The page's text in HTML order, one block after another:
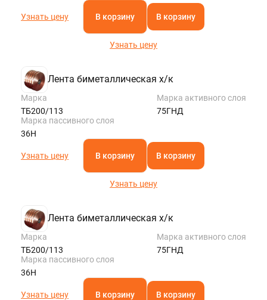
Узнать цену В корзину В корзину
Узнать цену
Лента биметаллическая х/к
Марка
ТБ200/113
Марка активного слоя
75ГНД
Марка пассивного слоя
36Н
Узнать цену В корзину В корзину
Узнать цену
Лента биметаллическая х/к
Марка
ТБ200/113
Марка активного слоя
75ГНД
Марка пассивного слоя
36Н
Узнать цену В корзину В корзину